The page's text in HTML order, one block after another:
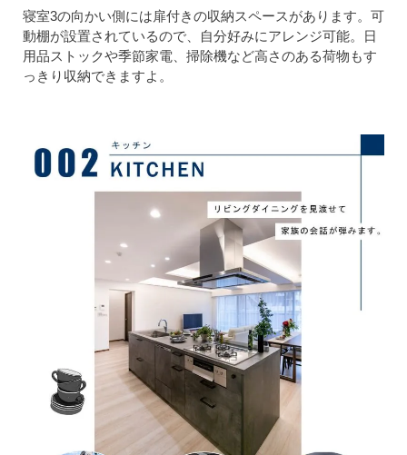
寝室3の向かい側には扉付きの収納スペースがあります。可
動棚が設置されているので、自分好みにアレンジ可能。日
用品ストックや季節家電、掃除機など高さのある荷物もす
っきり収納できますよ。